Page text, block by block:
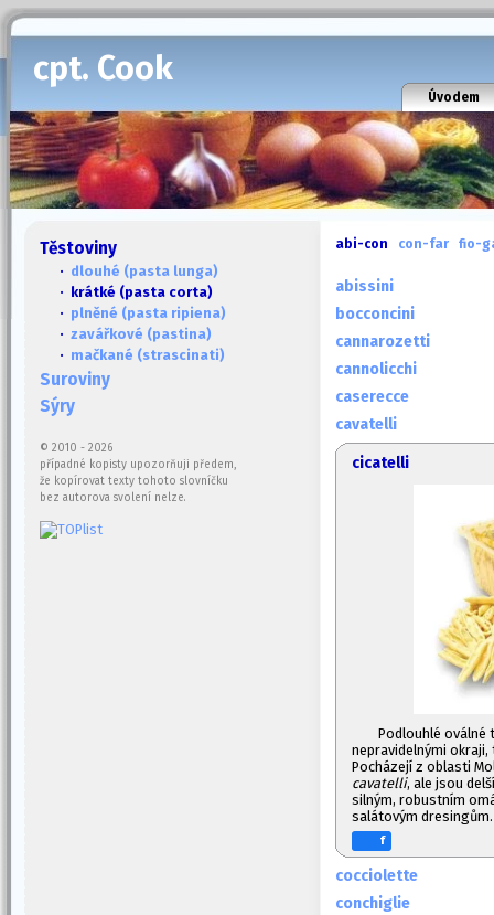
cpt. Cook
Úvodem
Těstoviny
· dlouhé (pasta lunga)
· krátké (pasta corta)
· plněné (pasta ripiena)
· zavářkové (pastina)
· mačkané (strascinati)
Suroviny
Sýry
© 2010 - 2026
případné kopisty upozorňuji předem,
že kopírovat texty tohoto slovníčku
bez autorova svolení nelze.
abi-con con-far fio-
abissini
bocconcini
cannarozetti
cannolicchi
caserecce
cavatelli
cicatelli
Podlouhlé oválné
nepravidelnými
Pocházejí z oblasti
cavatelli, ale jsou
silným, robustním
salátovým dresingům.
f
cocciolette
conchiglie